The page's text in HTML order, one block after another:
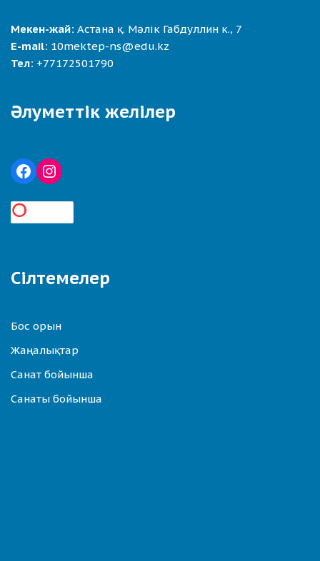
Мекен-жай: Астана қ. Мәлік Габдуллин к., 7
E-mail: 10mektep-ns@edu.kz
Тел: +77172501790
Әлуметтік желілер
Сілтемелер
Бос орын
Жаңалықтар
Санат бойынша
Санаты бойынша